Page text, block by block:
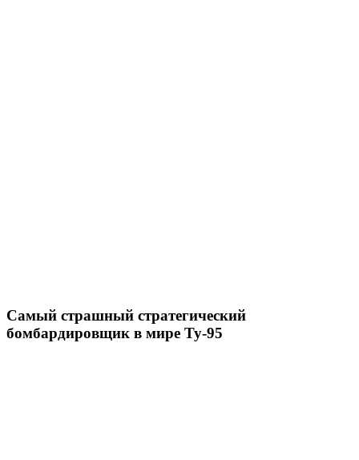
Самый страшный стратегический
бомбардировщик в мире Ту-95